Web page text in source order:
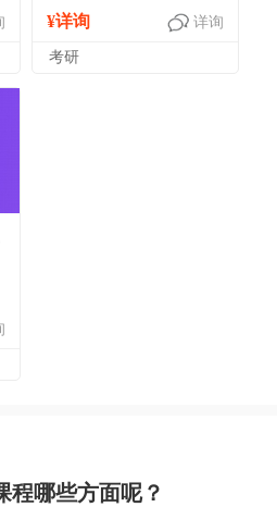
¥详询 详询
考研
程哪些方面呢？